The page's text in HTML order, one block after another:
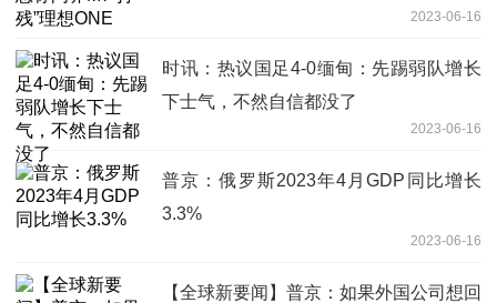
2023-06-16
时讯：热议国足4-0缅甸：先踢弱队增长
下士气，不然自信都没了
2023-06-16
普京：俄罗斯2023年4月GDP同比增长
3.3%
2023-06-16
【全球新要闻】普京：如果外国公司想回